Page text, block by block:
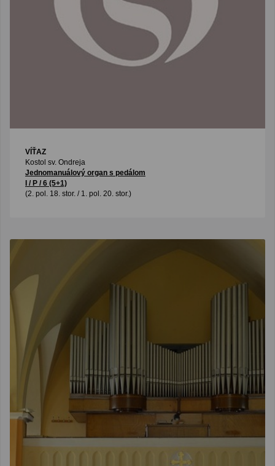
VÍŤAZ
Kostol sv. Ondreja
Jednomanuálový organ s pedálom
I / P / 6 (5+1)
(2. pol. 18. stor. / 1. pol. 20. stor.)